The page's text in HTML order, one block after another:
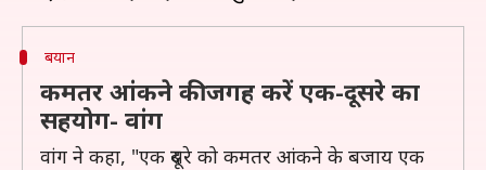
बयान
कमतर आंकने की जगह करें एक-दूसरे का
सहयोग- वांग
वांग ने कहा, "एक दूसरे को कमतर आंकने के बजाय एक